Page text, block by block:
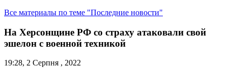
Все материалы по теме "Последние новости"
На Херсонщине РФ со страху атаковали свой
эшелон с военной техникой
19:28, 2 Серпня , 2022